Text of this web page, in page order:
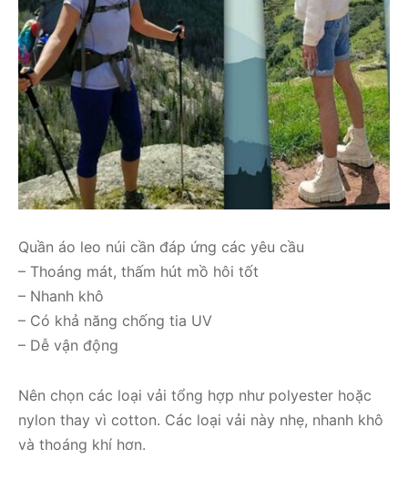
Quần áo leo núi cần đáp ứng các yêu cầu
– Thoáng mát, thấm hút mồ hôi tốt
– Nhanh khô
– Có khả năng chống tia UV
– Dễ vận động
Nên chọn các loại vải tổng hợp như polyester hoặc
nylon thay vì cotton. Các loại vải này nhẹ, nhanh khô
và thoáng khí hơn.